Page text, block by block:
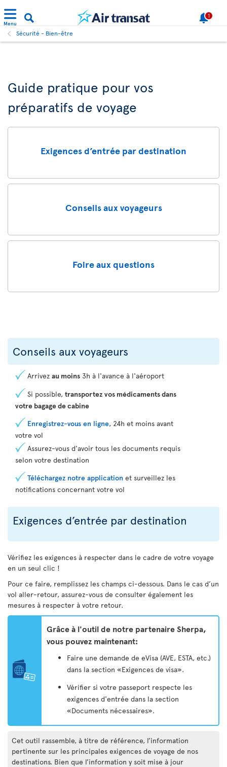
Menu
1
Sécurité - Bien-être
Guide pratique pour vos
préparatifs de voyage
Exigences d’entrée par destination
Conseils aux voyageurs
Foire aux questions
Conseils aux voyageurs
Arrivez au moins 3h à l'avance à l'aéroport
Si possible, transportez vos médicaments dans
votre bagage de cabine
Enregistrez-vous en ligne, 24h et moins avant
votre vol
Assurez-vous d'avoir tous les documents requis
selon votre destination
Téléchargez notre application et surveillez les
notifications concernant votre vol
Exigences d’entrée par destination
Vérifiez les exigences à respecter dans le cadre de votre voyage
en un seul clic !
Pour ce faire, remplissez les champs ci-dessous. Dans le cas d’un
vol aller-retour, assurez-vous de consulter également les
mesures à respecter à votre retour.
Grâce à l'outil de notre partenaire Sherpa,
vous pouvez maintenant:
Faire une demande de eVisa (AVE, ESTA, etc.)
dans la section «Exigences de visa».
Vérifier si votre passeport respecte les
exigences d'entrée dans la section
«Documents nécessaires».
Cet outil rassemble, à titre de référence, l’information
pertinente sur les principales exigences de voyage de nos
destinations. Bien que l’information y soit mise à jour